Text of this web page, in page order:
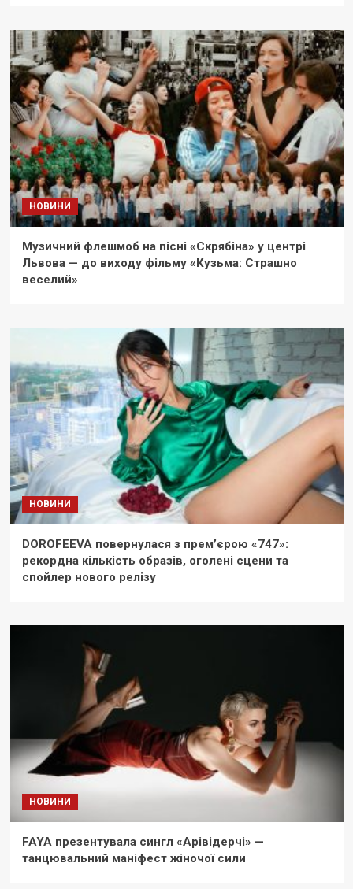
НОВИНИ
Музичний флешмоб на пісні «Скрябіна» у центрі
Львова — до виходу фільму «Кузьма: Страшно
веселий»
НОВИНИ
DOROFEEVA повернулася з прем’єрою «747»:
рекордна кількість образів, оголені сцени та
спойлер нового релізу
НОВИНИ
FAYA презентувала сингл «Арівідерчі» —
танцювальний маніфест жіночої сили